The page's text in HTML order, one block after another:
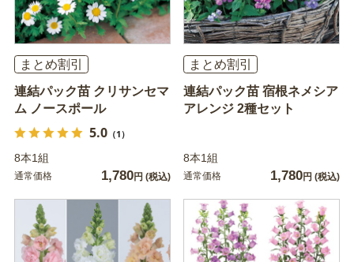
まとめ割引
連結パック苗 クリサンセマ
ム ノースポール
5.0（1）
8本1組
通常価格 1,780円 (税込)
まとめ割引
連結パック苗 宿根ネメシア
アレンジ 2種セット
8本1組
通常価格 1,780円 (税込)